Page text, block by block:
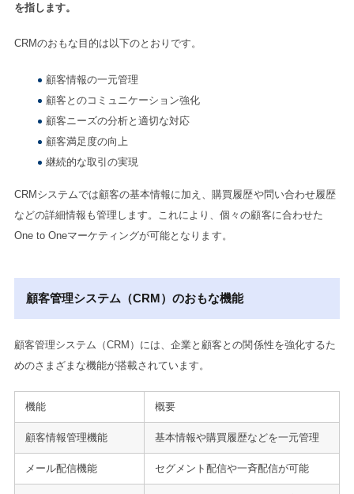
を指します。
CRMのおもな目的は以下のとおりです。
顧客情報の一元管理
顧客とのコミュニケーション強化
顧客ニーズの分析と適切な対応
顧客満足度の向上
継続的な取引の実現
CRMシステムでは顧客の基本情報に加え、購買履歴や問い合わせ履歴
などの詳細情報も管理します。これにより、個々の顧客に合わせた
One to Oneマーケティングが可能となります。
顧客管理システム（CRM）のおもな機能
顧客管理システム（CRM）には、企業と顧客との関係性を強化するた
めのさまざまな機能が搭載されています。
機能 概要
顧客情報管理機能 基本情報や購買履歴などを一元管理
メール配信機能 セグメント配信や一斉配信が可能